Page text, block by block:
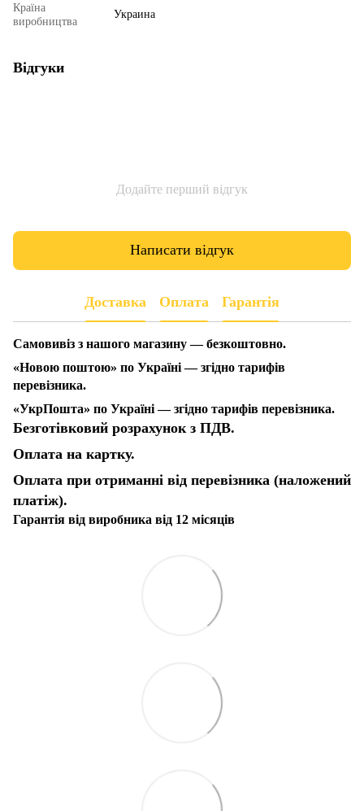
Країна
виробництва
Украина
Відгуки
Додайте перший відгук
Написати відгук
Доставка Оплата Гарантія
Самовивіз з нашого магазину — безкоштовно.
«Новою поштою» по Україні — згідно тарифів
перевізника.
«УкрПошта» по Україні — згідно тарифів перевізника.
Безготівковий розрахунок з ПДВ.
Оплата на картку.
Оплата при отриманні від перевізника (наложений
платіж).
Гарантія від виробника від 12 місяців